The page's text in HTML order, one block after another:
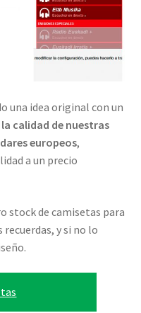
una idea original con un
la calidad de nuestras
europeos,
a un precio
stock de camisetas para
y si no lo